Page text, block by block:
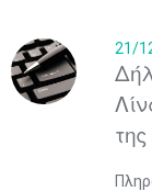
21/